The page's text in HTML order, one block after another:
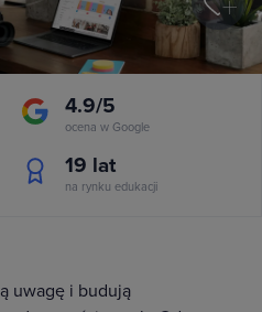
4.9/5
ocena w Google
19 lat
na rynku edukacji
uwagę i budują